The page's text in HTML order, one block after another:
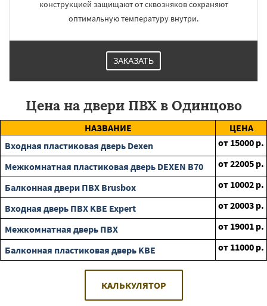
конструкцией защищают от сквозняков сохраняют
оптимальную температуру внутри.
ЗАКАЗАТЬ
Цена на двери ПВХ в Одинцово
НАЗВАНИЕ
ЦЕНА
Входная пластиковая дверь Dexen
от 15000 р.
Межкомнатная пластиковая дверь DEXEN B70
от22005 р.
Балконная двери ПВХ Brusbox
от 10002 р.
Входная дверь ПВХ KBE Expert
от20003 р.
Межкомнатная дверь ПВХ
от 19001 р.
Балконная пластиковая дверь KBE
от 11000 р.
КАЛЬКУЛЯТОР